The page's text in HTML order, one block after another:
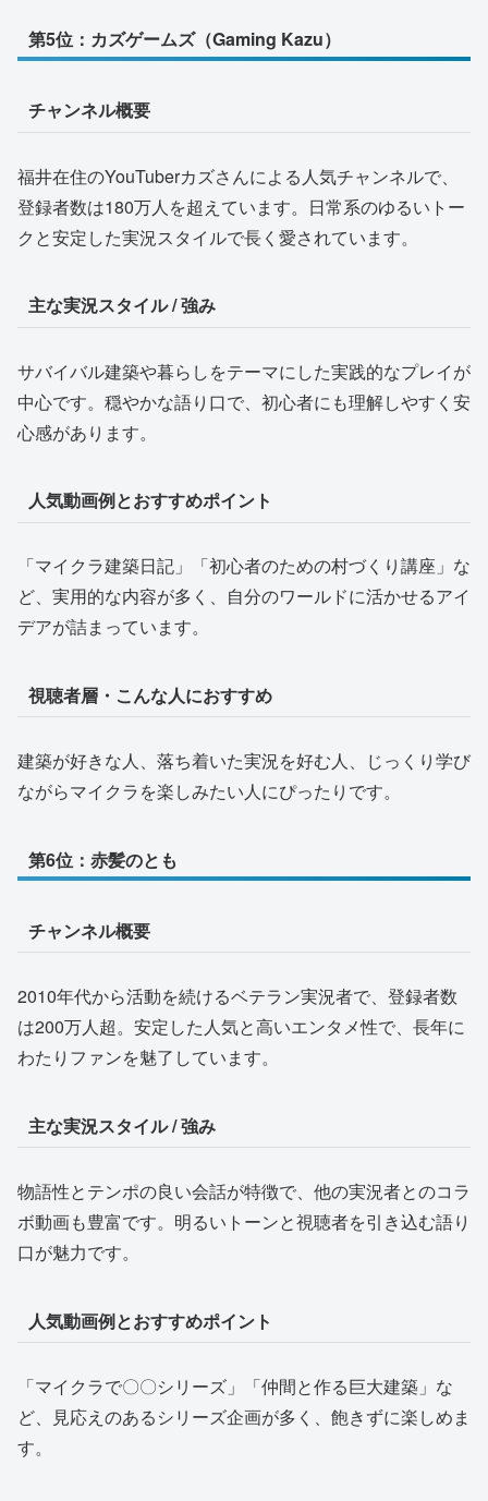
第5位：カズゲームズ（Gaming Kazu）
チャンネル概要
福井在住のYouTuberカズさんによる人気チャンネルで、
登録者数は180万人を超えています。日常系のゆるいトー
クと安定した実況スタイルで長く愛されています。
主な実況スタイル / 強み
サバイバル建築や暮らしをテーマにした実践的なプレイが
中心です。穏やかな語り口で、初心者にも理解しやすく安
心感があります。
人気動画例とおすすめポイント
「マイクラ建築日記」「初心者のための村づくり講座」な
ど、実用的な内容が多く、自分のワールドに活かせるアイ
デアが詰まっています。
視聴者層・こんな人におすすめ
建築が好きな人、落ち着いた実況を好む人、じっくり学び
ながらマイクラを楽しみたい人にぴったりです。
第6位：赤髪のとも
チャンネル概要
2010年代から活動を続けるベテラン実況者で、登録者数
は200万人超。安定した人気と高いエンタメ性で、長年に
わたりファンを魅了しています。
主な実況スタイル / 強み
物語性とテンポの良い会話が特徴で、他の実況者とのコラ
ボ動画も豊富です。明るいトーンと視聴者を引き込む語り
口が魅力です。
人気動画例とおすすめポイント
「マイクラで〇〇シリーズ」「仲間と作る巨大建築」な
ど、見応えのあるシリーズ企画が多く、飽きずに楽しめま
す。